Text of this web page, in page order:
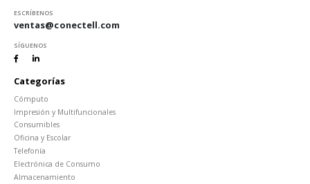
ESCRÍBENOS
ventas@conectell.com
SÍGUENOS
Categorías
Cómputo
Impresión y Multifuncionales
Consumibles
Oficina y Escolar
Telefonía
Electrónica de Consumo
Almacenamiento